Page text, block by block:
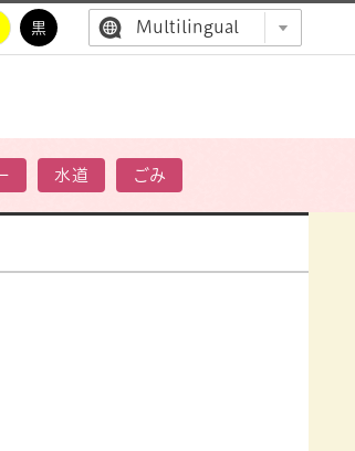
黒 Multilingual
水道 ごみ